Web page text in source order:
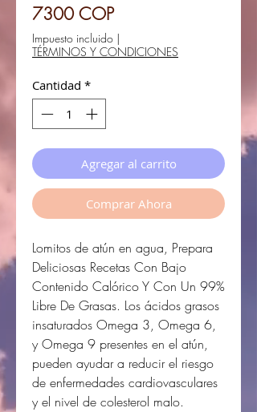
7300 COPPrecio
Impuesto incluido |
TÉRMINOS Y CONDICIONES
Cantidad *
Agregar al carrito
Comprar Ahora
Lomitos de atún en agua, Prepara
Deliciosas Recetas Con Bajo
Contenido Calórico Y Con Un 99%
Libre De Grasas. Los ácidos grasos
insaturados Omega 3, Omega 6,
y Omega 9 presentes en el atún,
pueden ayudar a reducir el riesgo
de enfermedades cardiovasculares
y el nivel de colesterol malo.